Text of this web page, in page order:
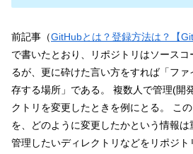
前記事（GitHubとは？登録方法は？【
で書いたとおり、リポジトリはソース
るが、更に砕けた言い方をすれば「フ
存する場所」である。 複数人で管理(開
クトリを変更したときを例にとる。 こ
を、どのように変更したかという情報
管理したいディレクトリなどをリポジ